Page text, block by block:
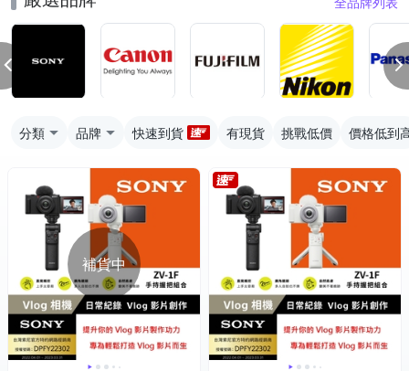
分類 品牌 快速到貨 有現貨 挑戰低價 價格低到
補貨中